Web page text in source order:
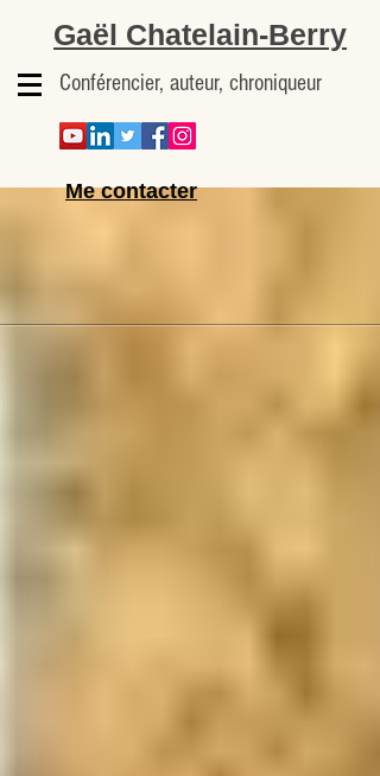
Gaël Chatelain-Berry
Conférencier, auteur, chroniqueur
Me contacter